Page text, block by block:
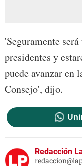
'Seguramente
presidentes y
puede avanzar en
Consejo', dijo.
Redacción